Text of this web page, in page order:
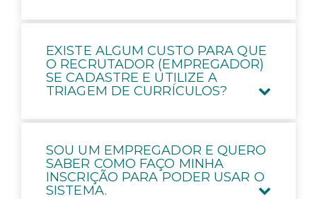
EXISTE ALGUM CUSTO PARA QUE
O RECRUTADOR (EMPREGADOR)
SE CADASTRE E UTILIZE A
TRIAGEM DE CURRÍCULOS?
SOU UM EMPREGADOR E QUERO
SABER COMO FAÇO MINHA
INSCRIÇÃO PARA PODER USAR O
SISTEMA.